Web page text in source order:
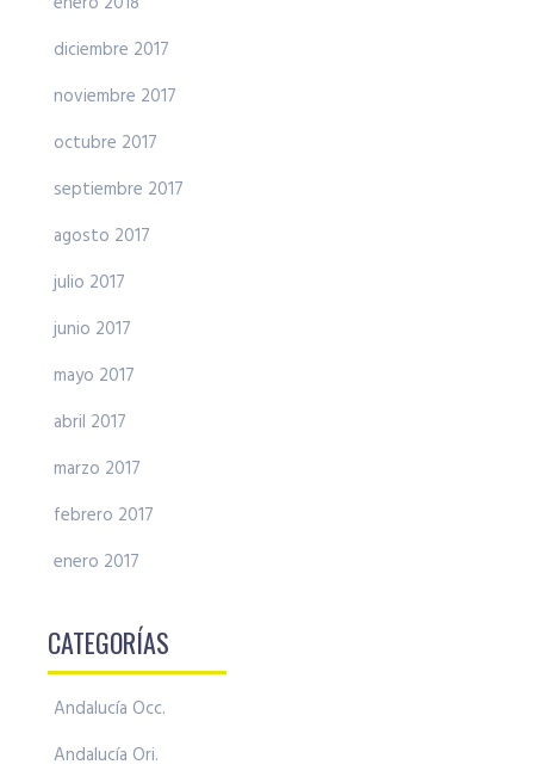
diciembre 2017
noviembre 2017
octubre 2017
septiembre 2017
agosto 2017
julio 2017
junio 2017
mayo 2017
abril 2017
marzo 2017
febrero 2017
enero 2017
CATEGORÍAS
Andalucía Occ.
Andalucía Ori.